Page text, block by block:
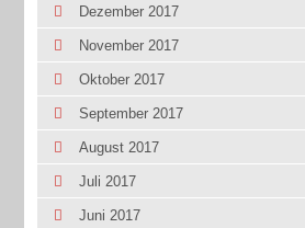
Dezember 2017
November 2017
Oktober 2017
September 2017
August 2017
Juli 2017
Juni 2017